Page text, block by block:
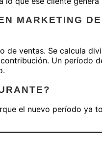
MARKETING
de ventas. Se calcula
Un período
el nuevo período ya